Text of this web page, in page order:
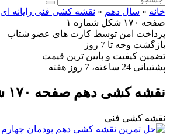
خانه » سال دهم » نقشه کشی فنی رایانه ای
صفحه ۱۷۰ شکل شماره ۱
پرداخت امن توسط کارت های عضو شتاب
بازگشت وجه تا 7 روز
تضمین کیفیت و پایین ترین قیمت
پشتیبانی 24 ساعته، 7 روز هفته
نقشه کشی دهم صفحه ۱۷۰ شکل شماره ۱
نقشه کشی فنی